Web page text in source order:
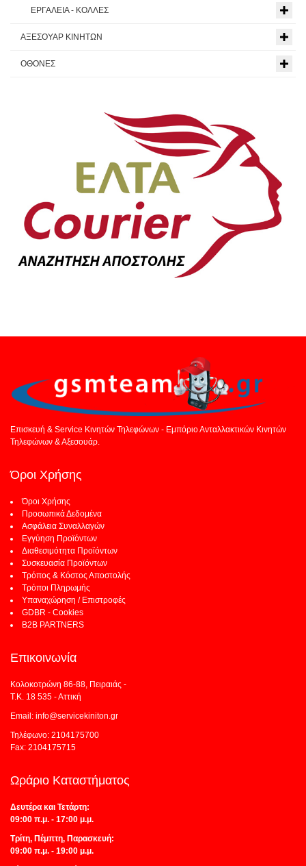
ΕΡΓΑΛΕΙΑ - ΚΟΛΛΕΣ
ΑΞΕΣΟΥΑΡ ΚΙΝΗΤΩΝ
ΟΘΟΝΕΣ
Επισκευή & Service Κινητών Τηλεφώνων - Εμπόριο Ανταλλακτικών Κινητών
Τηλεφώνων & Αξεσουάρ.
Όροι Χρήσης
Όροι Χρήσης
Προσωπικά Δεδομένα
Ασφάλεια Συναλλαγών
Εγγύηση Προϊόντων
Διαθεσιμότητα Προϊόντων
Συσκευασία Προϊόντων
Τρόπος & Κόστος Αποστολής
Τρόποι Πληρωμής
Υπαναχώρηση / Επιστροφές
GDBR - Cookies
B2B PARTNERS
Επικοινωνία
Κολοκοτρώνη 86-88, Πειραιάς -
Τ.Κ. 18 535 - Αττική
Email: info@servicekiniton.gr
Τηλέφωνο: 2104175700
Fax: 2104175715
Ωράριο Καταστήματος
Δευτέρα και Τετάρτη:
09:00 π.μ. - 17:00 μ.μ.
Τρίτη, Πέμπτη, Παρασκευή:
09:00 π.μ. - 19:00 μ.μ.